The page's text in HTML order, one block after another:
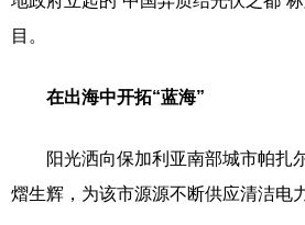
目。
在出海中开拓“蓝海”
阳光洒向保加利亚南部城市帕扎
熠生辉，为该市源源不断供应清洁电力